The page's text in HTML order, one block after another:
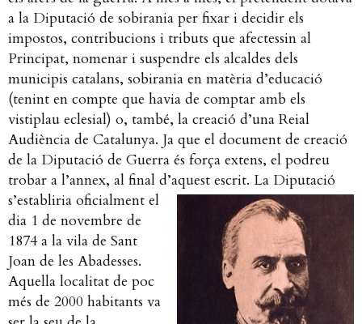
a la Diputació de sobirania per fixar i decidir els
impostos, contribucions i tributs que afectessin al
Principat, nomenar i suspendre els alcaldes dels
municipis catalans, sobirania en matèria d’educació
(tenint en compte que havia de comptar amb els
vistiplau eclesial) o, també, la creació d’una Reial
Audiència de Catalunya. Ja que el document de creació
de la Diputació de Guerra és força extens, el podreu
trobar a l’annex, al final d’aquest escrit. La Diputació
s’establiria oficialment el
dia 1 de novembre de
1874 a la vila de Sant
Joan de les Abadesses.
Aquella localitat de poc
més de 2000 habitants va